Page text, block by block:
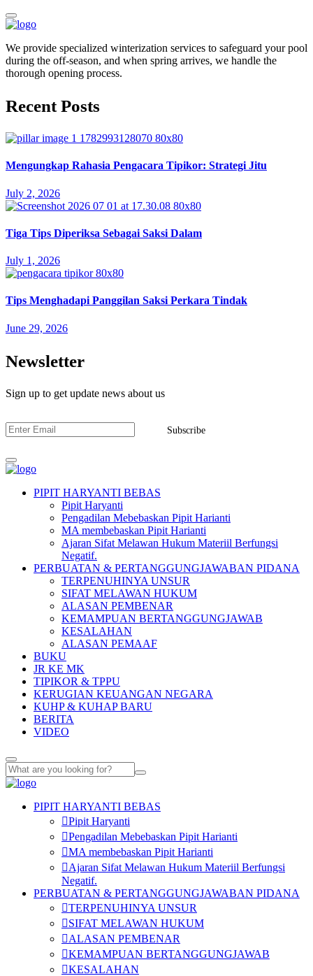
We provide specialized winterization services to safeguard your pool
during the off-season, and when spring arrives, we handle the
thorough opening process.
Recent Posts
Mengungkap Rahasia Pengacara Tipikor: Strategi Jitu
July 2, 2026
Tiga Tips Diperiksa Sebagai Saksi Dalam
July 1, 2026
Tips Menghadapi Panggilan Saksi Perkara Tindak
June 29, 2026
Newsletter
Sign up to get update news about us
Subscribe
PIPIT HARYANTI BEBAS
Pipit Haryanti
Pengadilan Mebebaskan Pipit Harianti
MA membebaskan Pipit Harianti
Ajaran Sifat Melawan Hukum Materiil Berfungsi
Negatif.
PERBUATAN & PERTANGGUNGJAWABAN PIDANA
TERPENUHINYA UNSUR
SIFAT MELAWAN HUKUM
ALASAN PEMBENAR
KEMAMPUAN BERTANGGUNGJAWAB
KESALAHAN
ALASAN PEMAAF
BUKU
JR KE MK
TIPIKOR & TPPU
KERUGIAN KEUANGAN NEGARA
KUHP & KUHAP BARU
BERITA
VIDEO
PIPIT HARYANTI BEBAS
Pipit Haryanti
Pengadilan Mebebaskan Pipit Harianti
MA membebaskan Pipit Harianti
Ajaran Sifat Melawan Hukum Materiil Berfungsi
Negatif.
PERBUATAN & PERTANGGUNGJAWABAN PIDANA
TERPENUHINYA UNSUR
SIFAT MELAWAN HUKUM
ALASAN PEMBENAR
KEMAMPUAN BERTANGGUNGJAWAB
KESALAHAN